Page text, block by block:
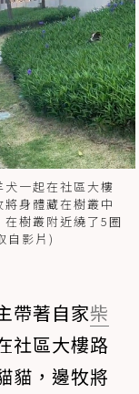
一起在社區大樓
身體藏在樹叢中
樹叢附近繞了5圈
自影片)
帶著自家柴
社區大樓路
貓，邊牧將